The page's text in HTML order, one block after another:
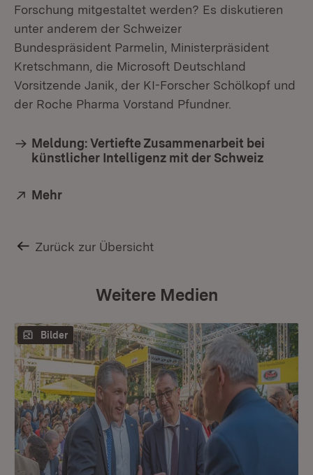
Forschung mitgestaltet werden? Es diskutieren
unter anderem der Schweizer
Bundespräsident Parmelin, Ministerpräsident
Kretschmann, die Microsoft Deutschland
Vorsitzende Janik, der KI-Forscher Schölkopf und
der Roche Pharma Vorstand Pfundner.
Meldung: Vertiefte Zusammenarbeit bei
künstlicher Intelligenz mit der Schweiz
Extern:
Mehr
Zurück zur Übersicht
Weitere Medien
Bilder